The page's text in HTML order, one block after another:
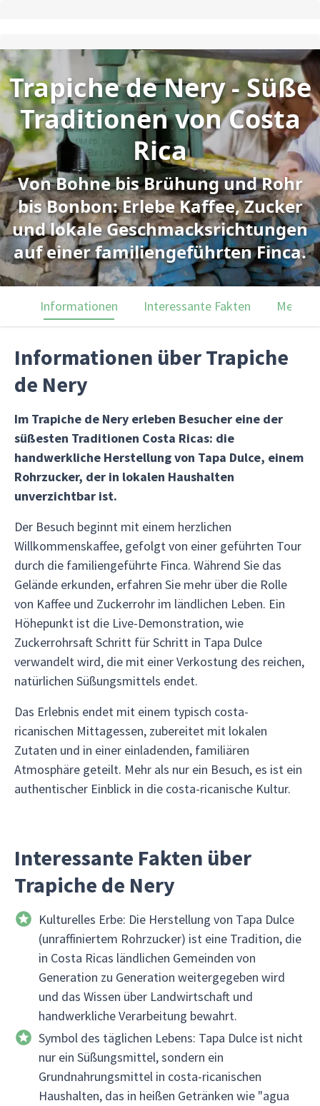
Trapiche de Nery - Süße
Traditionen von Costa
Rica
Von Bohne bis Brühung und Rohr
bis Bonbon: Erlebe Kaffee, Zucker
und lokale Geschmacksrichtungen
auf einer familiengeführten Finca.
Informationen Interessante Fakten
Informationen über Trapiche
de Nery
Im Trapiche de Nery erleben Besucher eine der
süßesten Traditionen Costa Ricas: die
handwerkliche Herstellung von Tapa Dulce, einem
Rohrzucker, der in lokalen Haushalten
unverzichtbar ist.
Der Besuch beginnt mit einem herzlichen
Willkommenskaffee, gefolgt von einer geführten Tour
durch die familiengeführte Finca. Während Sie das
Gelände erkunden, erfahren Sie mehr über die Rolle
von Kaffee und Zuckerrohr im ländlichen Leben. Ein
Höhepunkt ist die Live-Demonstration, wie
Zuckerrohrsaft Schritt für Schritt in Tapa Dulce
verwandelt wird, die mit einer Verkostung des reichen,
natürlichen Süßungsmittels endet.
Das Erlebnis endet mit einem typisch costa-
ricanischen Mittagessen, zubereitet mit lokalen
Zutaten und in einer einladenden, familiären
Atmosphäre geteilt. Mehr als nur ein Besuch, es ist ein
authentischer Einblick in die costa-ricanische Kultur.
Interessante Fakten über
Trapiche de Nery
Kulturelles Erbe: Die Herstellung von Tapa Dulce
(unraffiniertem Rohrzucker) ist eine Tradition, die
in Costa Ricas ländlichen Gemeinden von
Generation zu Generation weitergegeben wird
und das Wissen über Landwirtschaft und
handwerkliche Verarbeitung bewahrt.
Symbol des täglichen Lebens: Tapa Dulce ist nicht
nur ein Süßungsmittel, sondern ein
Grundnahrungsmittel in costa-ricanischen
Haushalten, das in heißen Getränken wie "agua